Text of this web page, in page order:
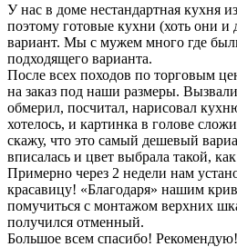
У нас в доме нестандартная кухня
поэтому готовые кухни (хоть они
вариант. Мы с мужем много где
подходящего варианта.
После всех походов по торговым
на заказ под наши размеры.
обмерил, посчитал, нарисовал
хотелось, и картинка в голове
скажу, что это самый дешевый
вписалась и цвет выбрала такой,
Примерно через 2 недели нам
красавицу! «Благодаря» нашим
помучиться с монтажом верхних
получился отменный.
Большое всем спасибо! Рекомендую!